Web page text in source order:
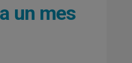
un mes